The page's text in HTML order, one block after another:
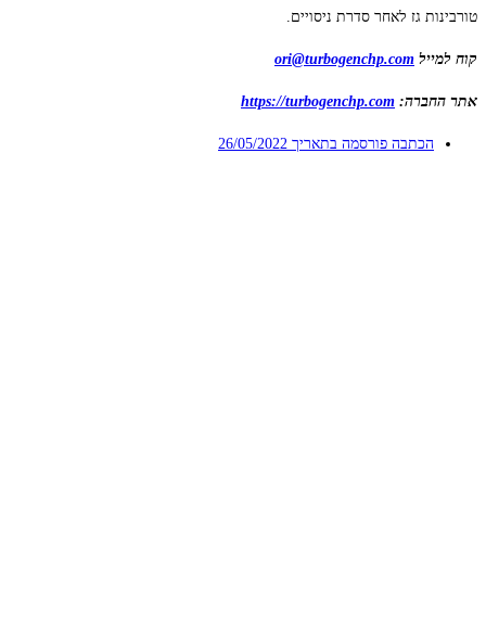
טורבינות גז לאחר סדרת ניסויים.
קוח למייל ori@turbogenchp.com
אתר החברה: https://turbogenchp.com
הכתבה פורסמה בתאריך 26/05/2022